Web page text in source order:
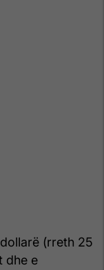
(rreth 25
dhe e